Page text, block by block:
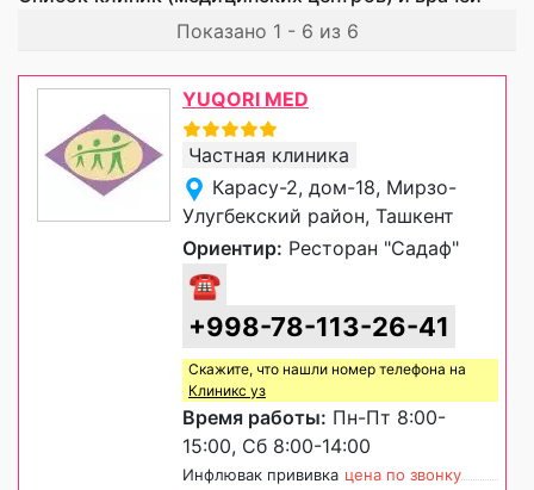
Показано 1 - 6 из 6
YUQORI MED
Частная клиника
Карасу-2, дом-18, Мирзо-
Улугбекский район, Ташкент
Ориентир: Ресторан "Садаф"
☎
+998-78-113-26-41
Скажите, что нашли номер телефона на
Клиникс уз
Время работы: Пн-Пт 8:00-
15:00, Сб 8:00-14:00
Инфлювак прививка цена по звонку